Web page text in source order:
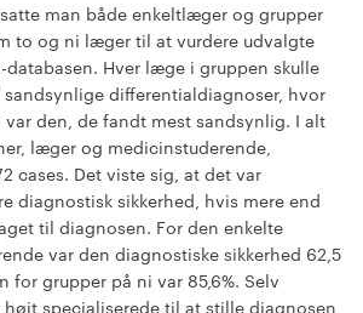
man både enkeltlæger og grupper
to og ni læger til at vurdere udvalgte
databasen. Hver læge i gruppen skulle
differentialdiagnoser, hvor
den, de fandt mest sandsynlig. I alt
læger og medicinstuderende,
cases. Det viste sig, at det var
diagnostisk sikkerhed, hvis mere end
til diagnosen. For den enkelte
var den diagnostiske sikkerhed 62,5
for grupper på ni var 85,6%. Selv
specialiserede til at stille diagnosen